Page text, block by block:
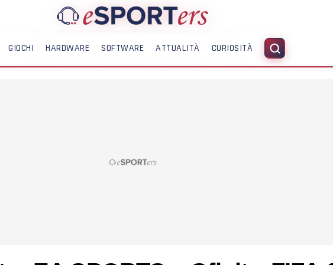
GIOCHI HARDWARE SOFTWARE ATTUALITÀ CURIOSITÀ